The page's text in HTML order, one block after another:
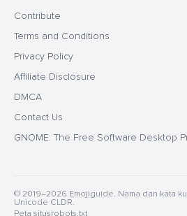
Contribute
Terms and Conditions
Privacy Policy
Affiliate Disclosure
DMCA
Contact Us
GNOME: The Free Software Desktop
© 2019–2026 Emojiguide. Nama dan kata
Unicode CLDR.
Peta situsrobots.txt